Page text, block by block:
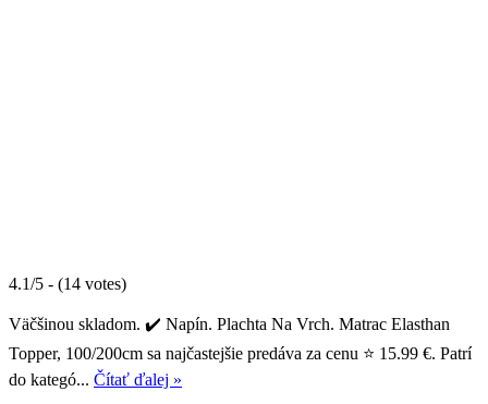
4.1/5 - (14 votes)
Väčšinou skladom. ✔️ Napín. Plachta Na Vrch. Matrac Elasthan
Topper, 100/200cm sa najčastejšie predáva za cenu ⭐ 15.99 €. Patrí
do kategó... Čítať ďalej »